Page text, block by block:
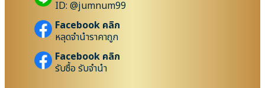
ID: @jumnum99
Facebook คลิก
หลุดจำนำราคาถูก
Facebook คลิก
รับซื้อ รับจำนำ